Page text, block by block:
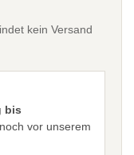
kein Versand
bis
vor unserem